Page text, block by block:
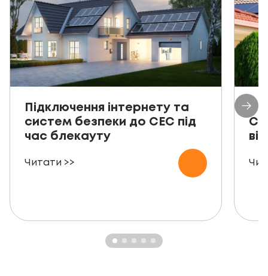
Підключення інтернету та
систем безпеки до СЕС під
час блекауту
Читати >>